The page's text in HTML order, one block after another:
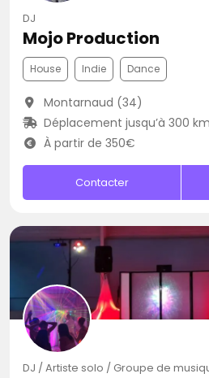
DJ
Mojo Production
House Indie Dance
Montarnaud (34)
Déplacement jusqu’à 300
À partir de 350€
Contacter
DJ / Artiste solo / Groupe de